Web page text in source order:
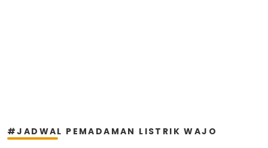
#JADWAL PEMADAMAN LISTRIK WAJO